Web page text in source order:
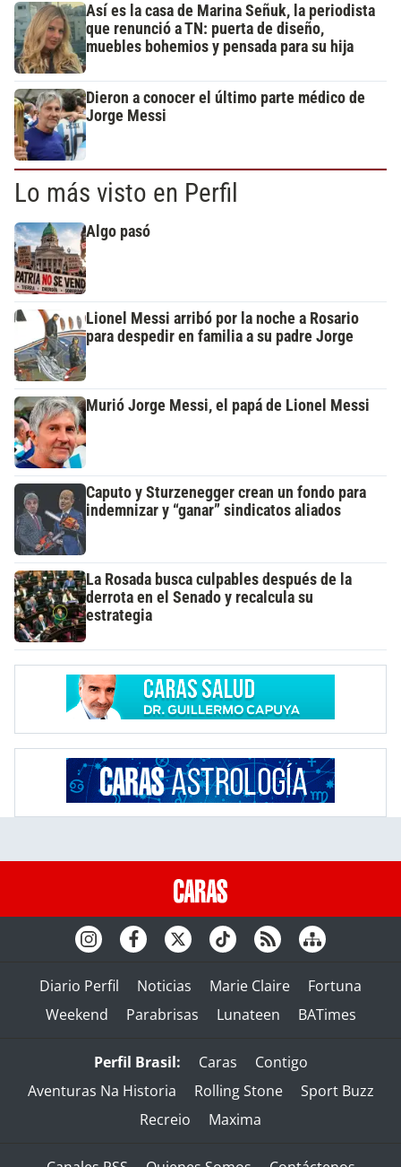
Así es la casa de Marina Señuk, la periodista
que renunció a TN: puerta de diseño,
muebles bohemios y pensada para su hija
Dieron a conocer el último parte médico de
Jorge Messi
Lo más visto en Perfil
Algo pasó
Lionel Messi arribó por la noche a Rosario
para despedir en familia a su padre Jorge
Murió Jorge Messi, el papá de Lionel Messi
Caputo y Sturzenegger crean un fondo para
indemnizar y “ganar” sindicatos aliados
La Rosada busca culpables después de la
derrota en el Senado y recalcula su
estrategia
Diario Perfil Noticias Marie Claire
Fortuna
Weekend
Parabrisas Lunateen BATimes
Perfil Brasil: Caras
Contigo
Aventuras Na Historia
Rolling Stone
Sport Buzz
Recreio
Maxima